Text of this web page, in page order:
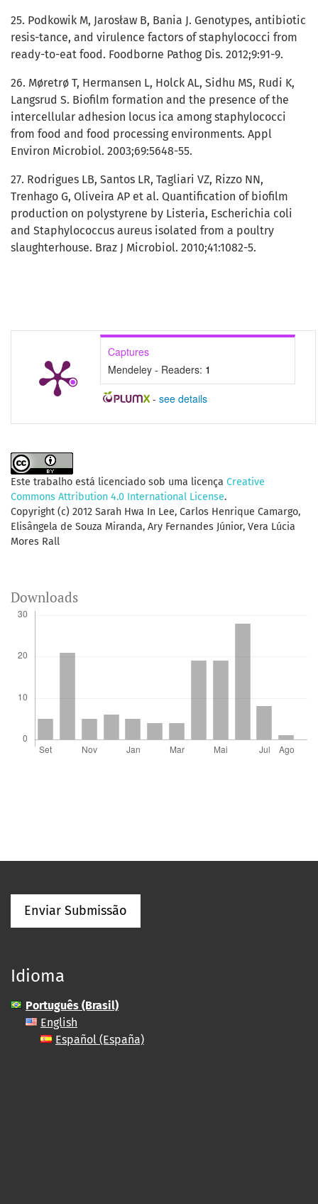
Captures
Mendeley - Readers: 1
- see details
25. Podkowik M, Jarosław B, Bania J. Genotypes, antibiotic
resis-tance, and virulence factors of staphylococci from
ready-to-eat food. Foodborne Pathog Dis. 2012;9:91-9.
26. Møretrø T, Hermansen L, Holck AL, Sidhu MS, Rudi K,
Langsrud S. Biofilm formation and the presence of the
intercellular adhesion locus ica among staphylococci
from food and food processing environments. Appl
Environ Microbiol. 2003;69:5648-55.
27. Rodrigues LB, Santos LR, Tagliari VZ, Rizzo NN,
Trenhago G, Oliveira AP et al. Quantification of biofilm
production on polystyrene by Listeria, Escherichia coli
and Staphylococcus aureus isolated from a poultry
slaughterhouse. Braz J Microbiol. 2010;41:1082-5.
Este trabalho está licenciado sob uma licença Creative
Commons Attribution 4.0 International License.
Copyright (c) 2012 Sarah Hwa In Lee, Carlos Henrique Camargo,
Elisângela de Souza Miranda, Ary Fernandes Júnior, Vera Lúcia
Mores Rall
Downloads
Enviar Submissão
Idioma
Português (Brasil)
English
Español (España)